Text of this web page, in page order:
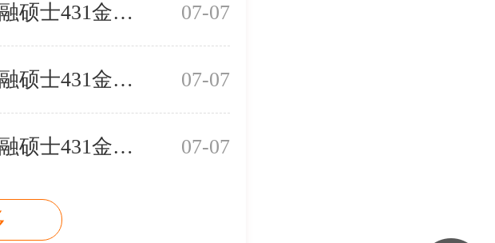
报考人必看，全新角度2026考研金融硕士431金融学综合备 07-07
报考人必看，全新角度2026考研金融硕士431金融学综合备 07-07
报考人必看，全新角度2026考研金融硕士431金融学综合备 07-07